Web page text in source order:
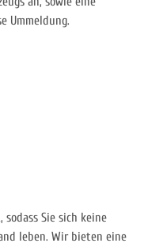
Ummeldung.
Sie sich keine
leben. Wir bieten eine